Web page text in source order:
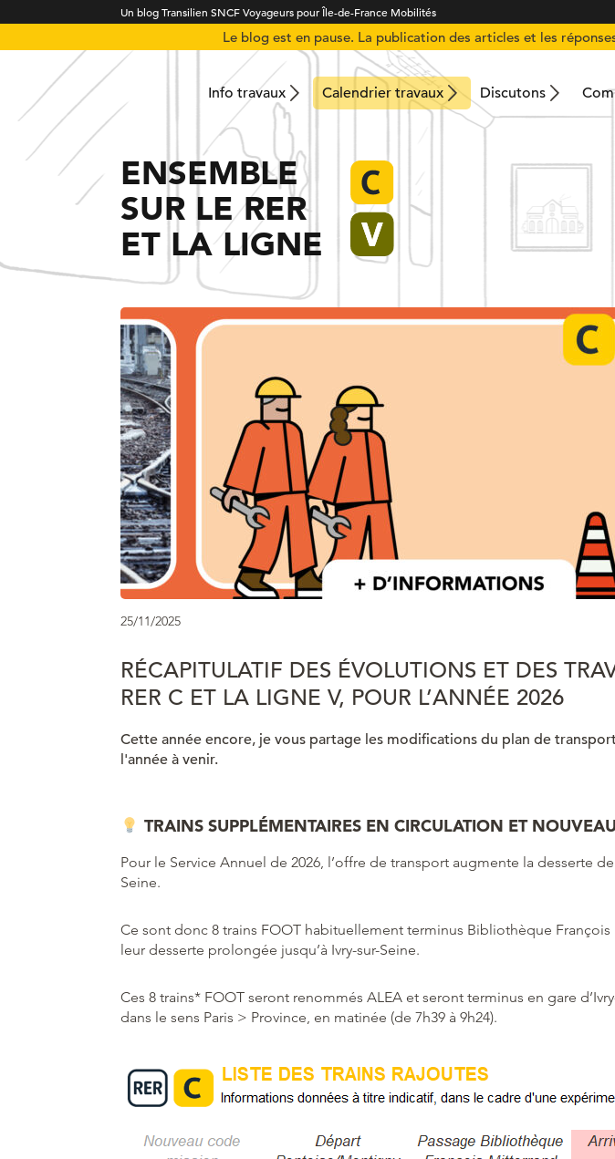
Un blog Transilien SNCF Voyageurs pour Île-de-France Mobilités
Le blog est en pause. La publication des articles et les
Info travaux Calendrier travaux Discutons
ENSEMBLE
SUR LE RER
ET LA LIGNE
25/11/2025
RÉCAPITULATIF DES ÉVOLUTIONS ET DES
RER C ET LA LIGNE V, POUR L’ANNÉE 2026
Cette année encore, je vous partage les modifications du plan de
l'année à venir.
TRAINS SUPPLÉMENTAIRES EN CIRCULATION ET
Pour le Service Annuel de 2026, l’offre de transport augmente la desserte de
Seine.
Ce sont donc 8 trains FOOT habituellement terminus Bibliothèque
leur desserte prolongée jusqu’à Ivry-sur-Seine.
Ces 8 trains* FOOT seront renommés ALEA et seront terminus en gare
dans le sens Paris > Province, en matinée (de 7h39 à 9h24).